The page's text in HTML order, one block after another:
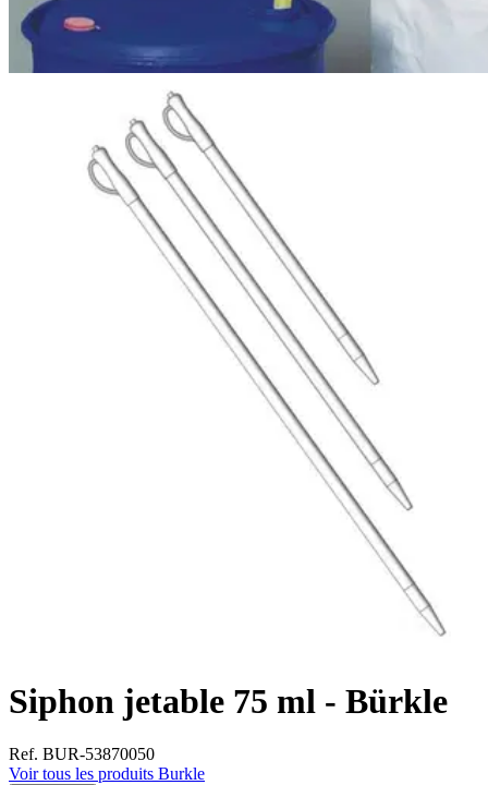
Siphon jetable 75 ml - Bürkle
Ref. BUR-53870050
Voir tous les produits Burkle